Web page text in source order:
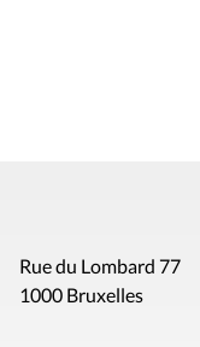
Rue du Lombard 77
1000 Bruxelles